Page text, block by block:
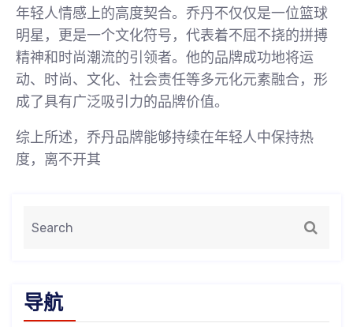
年轻人情感上的高度契合。乔丹不仅仅是一位篮球
明星，更是一个文化符号，代表着不屈不挠的拼搏
精神和时尚潮流的引领者。他的品牌成功地将运
动、时尚、文化、社会责任等多元化元素融合，形
成了具有广泛吸引力的品牌价值。
综上所述，乔丹品牌能够持续在年轻人中保持热
度，离不开其
导航